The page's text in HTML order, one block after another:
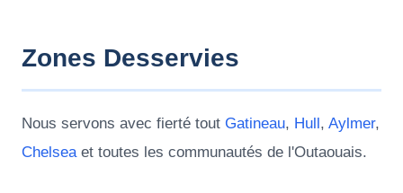
Zones Desservies
Nous servons avec fierté tout Gatineau, Hull, Aylmer,
Chelseaet toutes les communautés de l'Outaouais.